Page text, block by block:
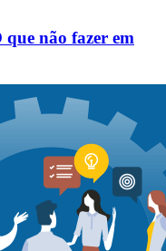
que não fazer em